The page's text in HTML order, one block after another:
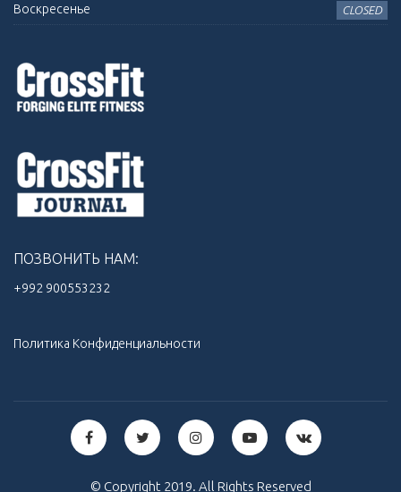
Воскресенье CLOSED
ПОЗВОНИТЬ НАМ:
+992 900553232‬
Политика Конфиденциальности
© Copyright 2019. All Rights Reserved